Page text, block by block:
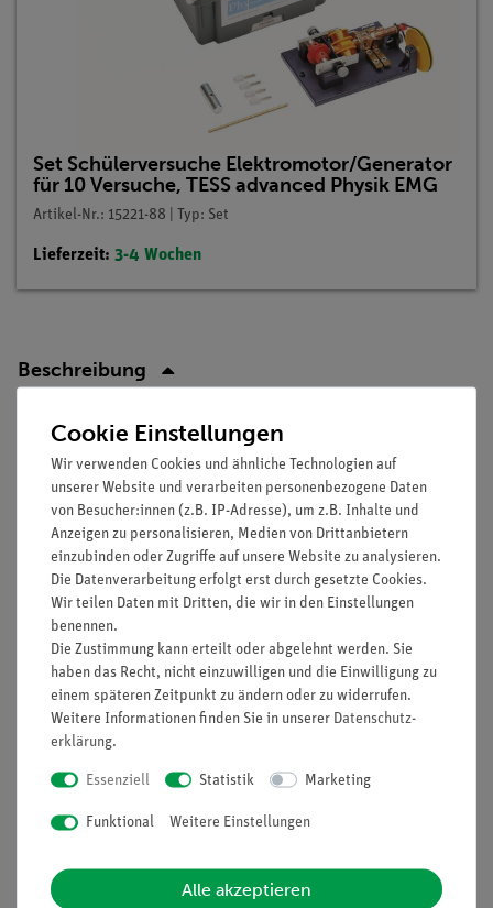
Set Schülerversuche Elektromotor/Generator
für 10 Versuche, TESS advanced Physik EMG
Artikel-Nr.: 15221-88 | Typ: Set
Lieferzeit: 3-4 Wochen
Beschreibung
Prinzip
Der Versuch soll den Schülern das Prinzip eines
stromerzeugenden Generators anhand von drei Beispielen
darlegen.
Vorteile
Einfaches Design aller Komponenten, so dass die
Schüler leicht deren Funktion erkennen können
Die Funktionsmodelle können sukzessiv aufgebaut
werden, dadurch sind die funktionellen Beziehungen
der Einzelkomponenten untereinander gut zu verstehen.
Kein Werkzeug nötig
Lieferumfang
Media / Downloads
Cookie Einstellungen
Wir verwenden Cookies und ähnliche Technologien auf
unserer Website und verarbeiten personenbezogene Daten
von Besucher:innen (z.B. IP-Adresse), um z.B. Inhalte und
Anzeigen zu personalisieren, Medien von Drittanbietern
einzubinden oder Zugriffe auf unsere Website zu analysieren.
Die Datenverarbeitung erfolgt erst durch gesetzte Cookies.
Wir teilen Daten mit Dritten, die wir in den Einstellungen
benennen.
Die Zustimmung kann erteilt oder abgelehnt werden. Sie
haben das Recht, nicht einzuwilligen und die Einwilligung zu
einem späteren Zeitpunkt zu ändern oder zu widerrufen.
Weitere Informationen finden Sie in unserer Daten­schutz­
erklärung.
Essenziell Statistik Marketing
Funktional Weitere Einstellungen
Alle akzeptieren